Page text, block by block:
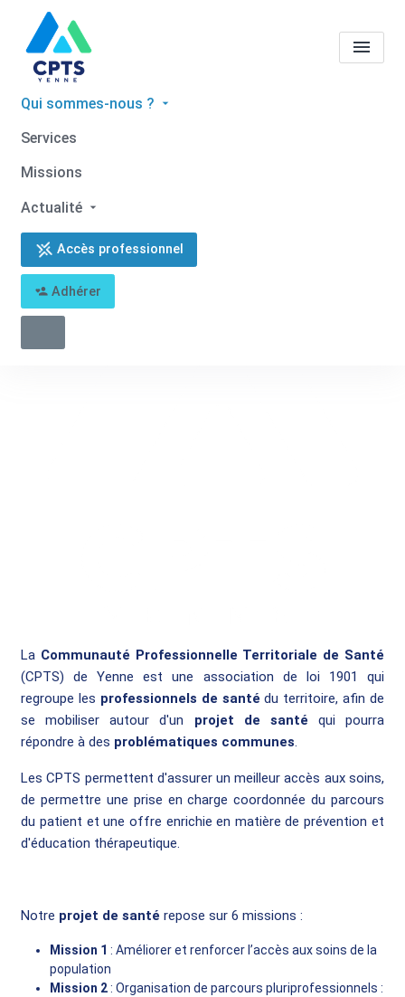
Qui sommes-nous ?
Services
Missions
Actualité
Accès professionnel
Adhérer
La Communauté Professionnelle Territoriale de Santé
(CPTS) de Yenne est une association de loi 1901 qui
regroupe les professionnels de santé du territoire, afin de
se mobiliser autour d'un projet de santé qui pourra
répondre à des problématiques communes.
Les CPTS permettent d'assurer un meilleur accès aux soins,
de permettre une prise en charge coordonnée du parcours
du patient et une offre enrichie en matière de prévention et
d'éducation thérapeutique.
Notre projet de santé repose sur 6 missions :
Mission 1 : Améliorer et renforcer l’accès aux soins de la
population
Mission 2: Organisation de parcours pluriprofessionnels :